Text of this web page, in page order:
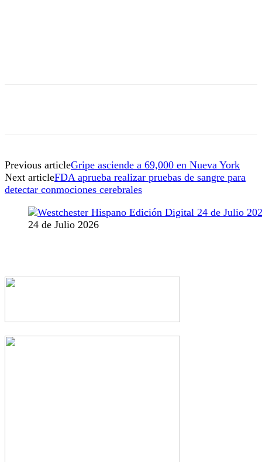
Previous articleGripe asciende a 69,000 en Nueva York
Next articleFDA aprueba realizar pruebas de sangre para
detectar conmociones cerebrales
24 de Julio 2026